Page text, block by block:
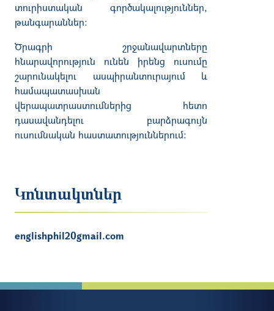
տուրիստական գործակալություններ,
թանգարաններ:
Ծրագրի շրջանավարտները
հնարավորություն ունեն իրենց ուսումը
շարունակելու ասպիրանտուրայում և
համապատասխան
վերապատրաստումներից հետո
դասավանդելու բարձրագույն
ուսումնական հաստատություններում:
Կոնտակտներ
englishphil20gmail.com